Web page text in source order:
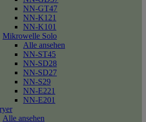
NN-GT47
NN-K121
NN-K101
Mikrowelle Solo
Alle ansehen
NN-ST45
NN-SD28
NN-SD27
NN-S29
NN-E221
NN-E201
Alle ansehen